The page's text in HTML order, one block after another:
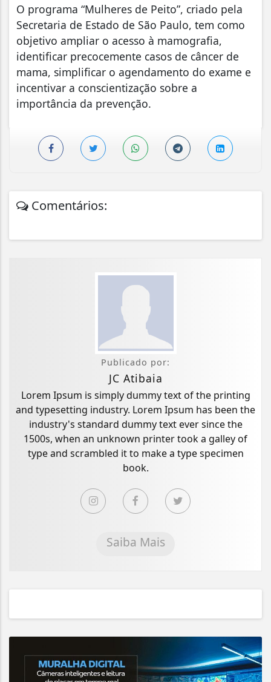
O programa “Mulheres de Peito”, criado pela
Secretaria de Estado de São Paulo, tem como
objetivo ampliar o acesso à mamografia,
identificar precocemente casos de câncer de
mama, simplificar o agendamento do exame e
incentivar a conscientização sobre a
importância da prevenção.
Comentários:
Publicado por:
JC Atibaia
Lorem Ipsum is simply dummy text of the printing
and typesetting industry. Lorem Ipsum has been the
industry's standard dummy text ever since the
1500s, when an unknown printer took a galley of
type and scrambled it to make a type specimen
book.
Saiba Mais